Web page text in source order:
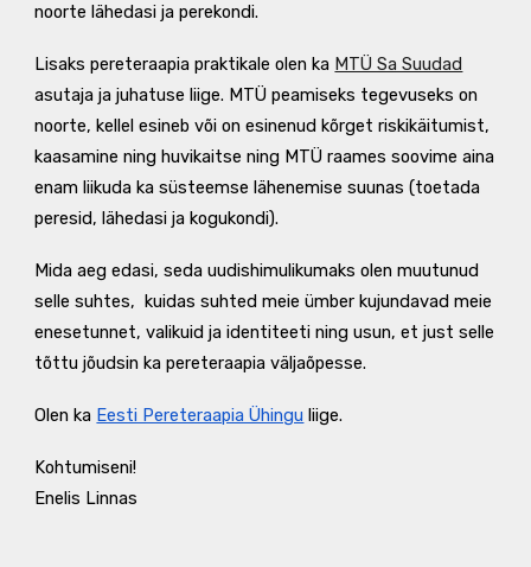
noorte lähedasi ja perekondi.
Lisaks pereteraapia praktikale olen ka MTÜ Sa Suudad
asutaja ja juhatuse liige. MTÜ peamiseks tegevuseks on
noorte, kellel esineb või on esinenud kõrget riskikäitumist,
kaasamine ning huvikaitse ning MTÜ raames soovime aina
enam liikuda ka süsteemse lähenemise suunas (toetada
peresid, lähedasi ja kogukondi).
Mida aeg edasi, seda uudishimulikumaks olen muutunud
selle suhtes, kuidas suhted meie ümber kujundavad meie
enesetunnet, valikuid ja identiteeti ning usun, et just selle
tõttu jõudsin ka pereteraapia väljaõpesse.
Olen ka Eesti Pereteraapia Ühingu liige.
Kohtumiseni!
Enelis Linnas